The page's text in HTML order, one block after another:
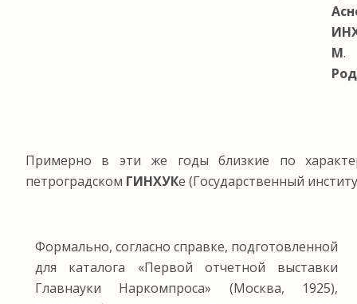
М
Примерно в эти же годы близкие по
петроградском ГИНХУКе (Государственный
Формально, согласно справке, подготовленной
для каталога «Первой отчетной выставки
Главнауки Наркомпроса» (Москва, 1925),